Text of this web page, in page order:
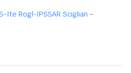
Ite Rogl-IPSSAR Sciglian -